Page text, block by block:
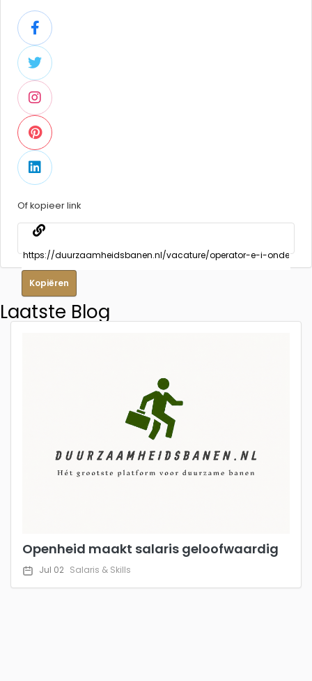
Of kopieer link
Kopiëren
Laatste Blog
Openheid maakt salaris geloofwaardig
Jul 02 Salaris & Skills